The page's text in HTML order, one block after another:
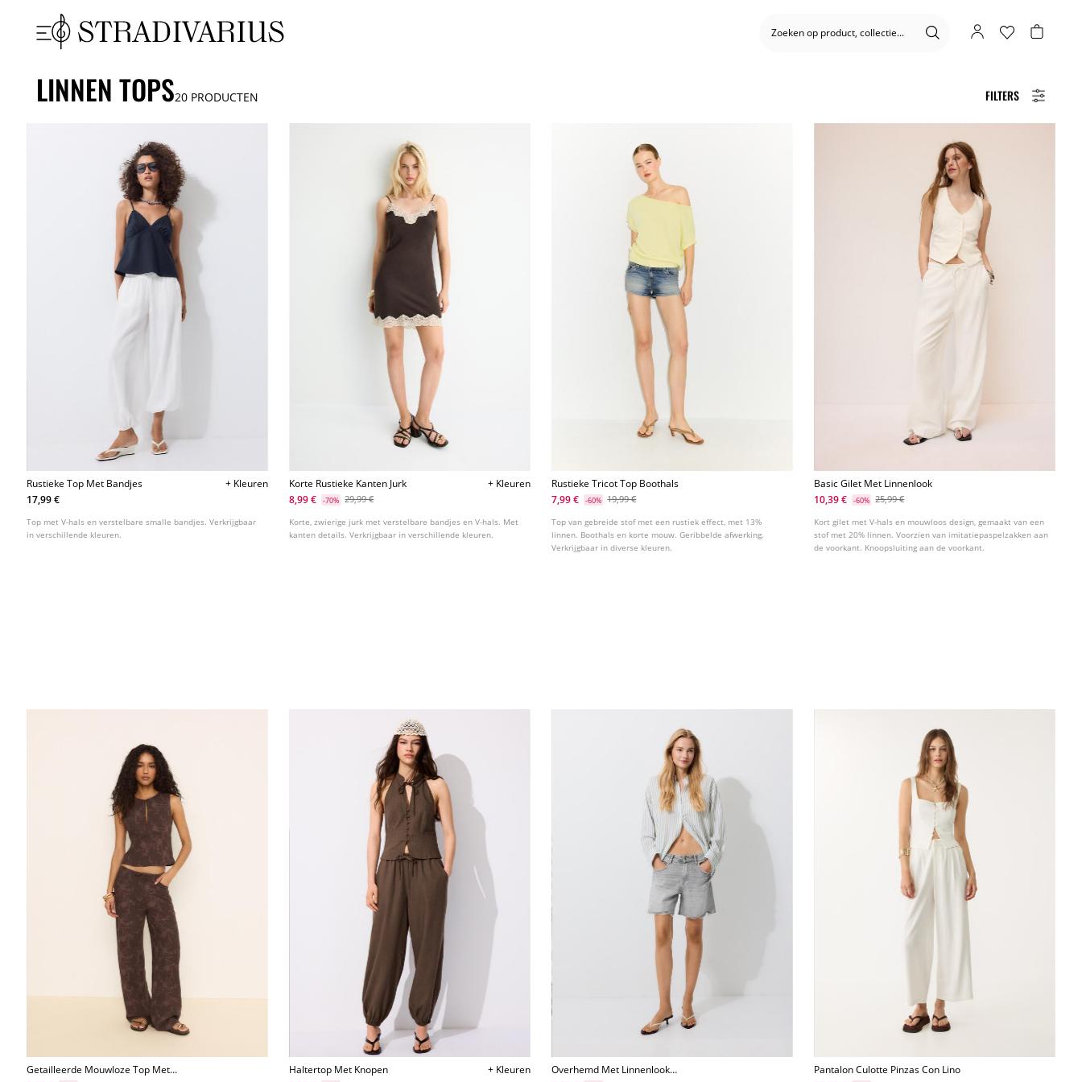
FILTERS
LINNEN TOPS20 PRODUCTEN
Rustieke Top Met Bandjes
+ Kleuren
17,99 €
Top met V-hals en verstelbare smalle bandjes. Verkrijgbaar
in verschillende kleuren.
Korte Rustieke Kanten Jurk
+ Kleuren
8,99 €
-70% 29,99 €
Korte, zwierige jurk met verstelbare bandjes en V-hals. Met
kanten details. Verkrijgbaar in verschillende kleuren.
Rustieke Tricot Top Boothals
7,99 €
-60% 19,99 €
Top van gebreide stof met een rustiek effect, met 13%
linnen. Boothals en korte mouw. Geribbelde afwerking.
Verkrijgbaar in diverse kleuren.
Basic Gilet Met Linnenlook
10,39 €
-60% 25,99 €
Kort gilet met V-hals en mouwloos design, gemaakt van een
stof met 20% linnen. Voorzien van imitatiepaspelzakken aan
de voorkant. Knoopsluiting aan de voorkant.
Getailleerde Mouwloze Top Met
Haltertop Met Knopen
+ Kleuren
Overhemd Met Linnenlook
Pantalon Culotte Pinzas Con Lino